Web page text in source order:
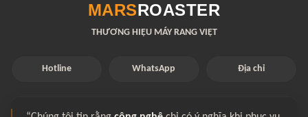
MARSROASTER
THƯƠNG HIỆU MÁY RANG VIỆT
Hotline WhatsApp Địa chỉ